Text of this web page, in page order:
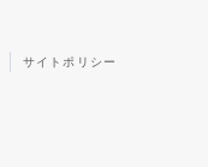
サイトポリシー